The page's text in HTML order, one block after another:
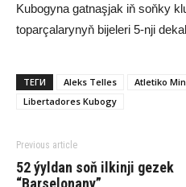
Kubogyna gatnaşjak iň soňky
toparçalarynyň bijeleri 5-nji
ТЕГИ Aleks Telles Atletiko
Libertadores Kubogy
Previous article
52 ýyldan soň ilkinji gezek
“Barselonany”